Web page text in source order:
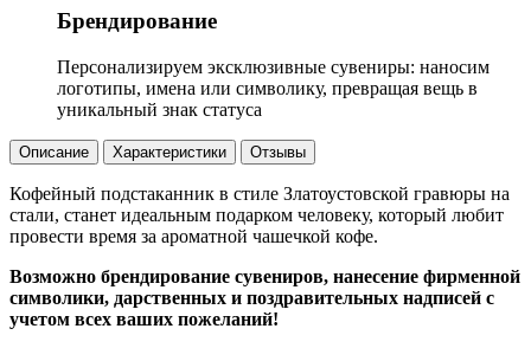
Брендирование
Персонализируем эксклюзивные сувениры: наносим
логотипы, имена или символику, превращая вещь в
уникальный знак статуса
Описание Характеристики Отзывы
Кофейный подстаканник в стиле Златоустовской гравюры на
стали, станет идеальным подарком человеку, который любит
провести время за ароматной чашечкой кофе.
Возможно брендирование сувениров, нанесение фирменной
символики, дарственных и поздравительных надписей с
учетом всех ваших пожеланий!